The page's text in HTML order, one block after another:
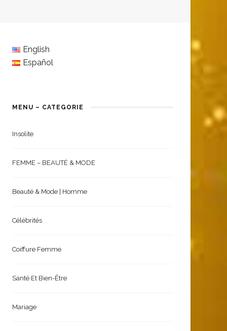
English
Español
MENU – CATEGORIE
Insolite
FEMME – BEAUTÉ & MODE
Beauté & Mode | Homme
Célébrités
Coiffure Femme
Santé Et Bien-Être
Mariage